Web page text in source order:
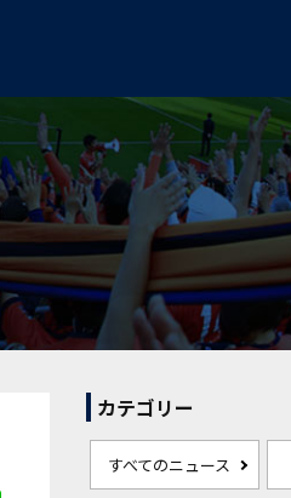
カテゴリー
すべてのニュース